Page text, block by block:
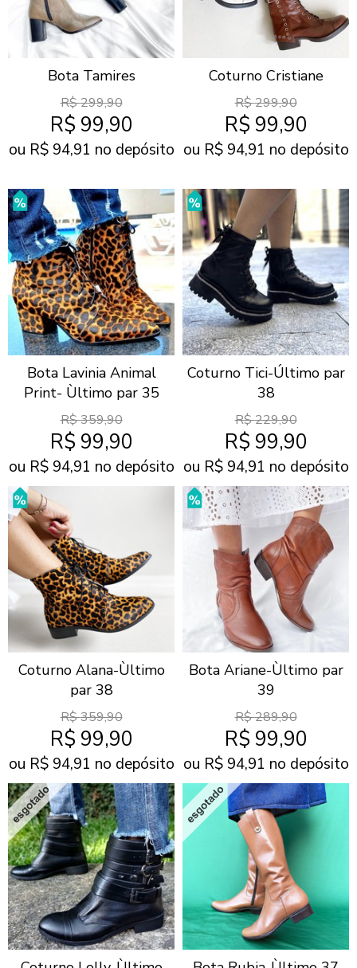
Bota Tamires
R$299,90
R$ 99,90
ou R$ 94,91 no depósito
Coturno Cristiane
R$299,90
R$ 99,90
ou R$ 94,91 no depósito
Bota Lavinia Animal
Print- Ùltimo par 35
R$359,90
R$ 99,90
ou R$ 94,91 no depósito
Coturno Tici-Último par
38
R$229,90
R$ 99,90
ou R$ 94,91 no depósito
Coturno Alana-Ùltimo
par 38
R$359,90
R$ 99,90
ou R$ 94,91 no depósito
Bota Ariane-Ùltimo par
39
R$289,90
R$ 99,90
ou R$ 94,91 no depósito